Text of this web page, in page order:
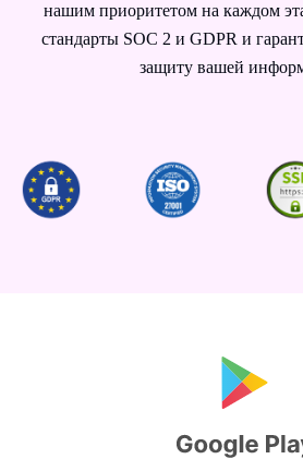
нашим приоритетом на каждом
стандарты SOC 2 и GDPR и
защиту вашей